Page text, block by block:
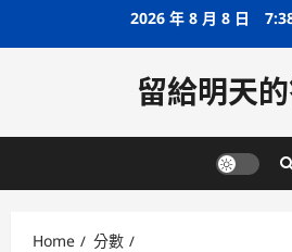
2026 年 8 月 8 日
留給明天
Home
分數